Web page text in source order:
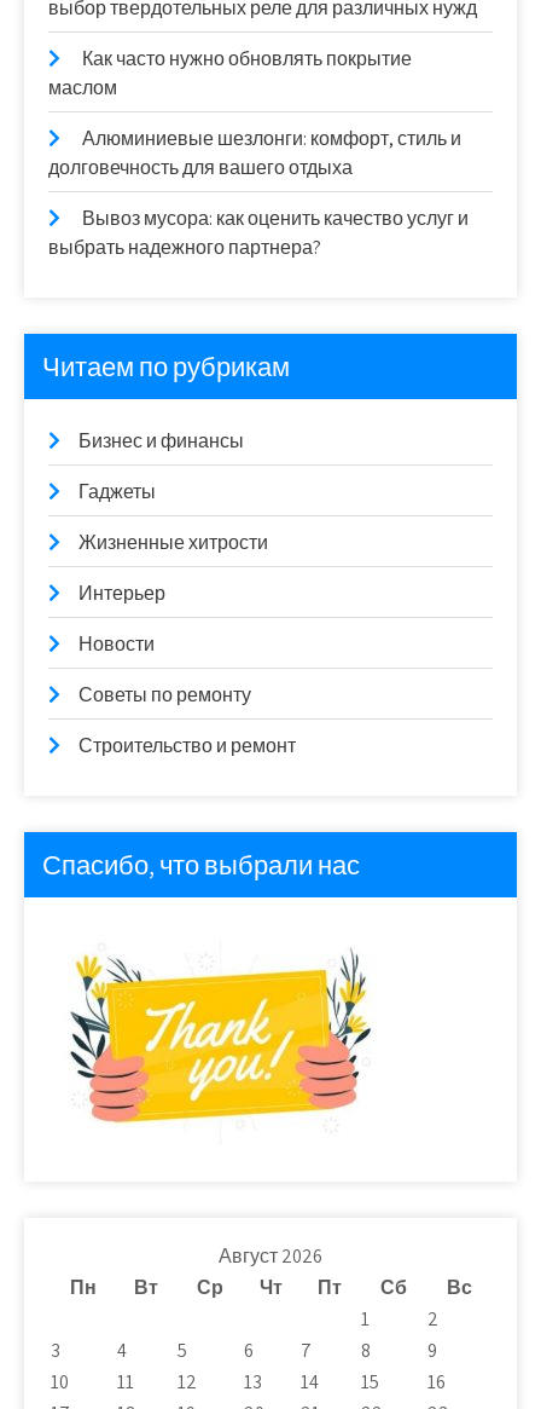
выбор твердотельных реле для различных нужд
Как часто нужно обновлять покрытие
маслом
Алюминиевые шезлонги: комфорт, стиль и
долговечность для вашего отдыха
Вывоз мусора: как оценить качество услуг и
выбрать надежного партнера?
Читаем по рубрикам
Бизнес и финансы
Гаджеты
Жизненные хитрости
Интерьер
Новости
Советы по ремонту
Строительство и ремонт
Спасибо, что выбрали нас
Август 2026
Пн
Вт Ср Чт Пт Сб
Вс
1
2
3
4 5 6 7 8
9
10
11 12 13 14 15
16